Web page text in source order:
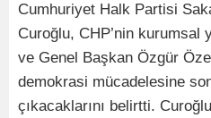
Cumhuriyet Halk Partisi
Curoğlu, CHP’nin kurumsal
ve Genel Başkan Özgür
demokrasi mücadelesine
çıkacaklarını belirtti.